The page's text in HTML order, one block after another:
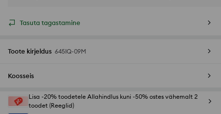
Tasuta tagastamine
Toote kirjeldus 645IQ-09M
Koosseis
Lisa -20% toodetele Allahindlus kuni -50% ostes vähemalt 2
toodet (Reeglid)